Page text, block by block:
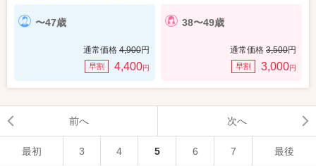
〜47歳
通常価格 4,900円
早割 4,400円
38〜49歳
通常価格 3,500円
早割 3,000円
前へ 次へ
最初 3 4 5 6 7 最後